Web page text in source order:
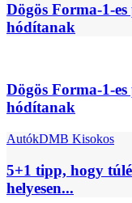
Dögös Forma-1-
hódítanak
Dögös Forma-1-
hódítanak
AutókDMB Kisokos
5+1 tipp, hogy
helyesen...